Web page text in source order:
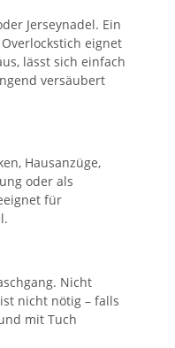
Jerseynadel. Ein
eignet
lässt sich einfach
versäubert
Hausanzüge,
oder als
für
Nicht
nicht nötig – falls
mit Tuch